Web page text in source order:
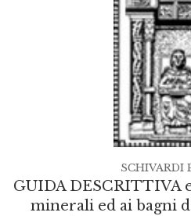
GUIDA DESCRITTIVA
minerali ed ai bagni
SCHIVARDI